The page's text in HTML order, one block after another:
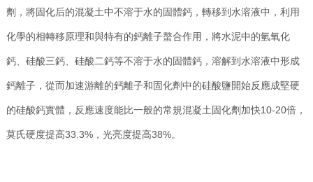
劑，將固化后的混凝土中不溶于水的固體鈣，轉移到水溶液中，利用
化學的相轉移原理和與特有的鈣離子螯合作用，將水泥中的氫氧化
鈣、硅酸三鈣、硅酸二鈣等不溶于水的固體鈣，溶解到水溶液中形成
鈣離子，從而加速游離的鈣離子和固化劑中的硅酸鹽開始反應成堅硬
的硅酸鈣實體，反應速度能比一般的常規混凝土固化劑加快10-20倍，
莫氏硬度提高33.3%，光亮度提高38%。